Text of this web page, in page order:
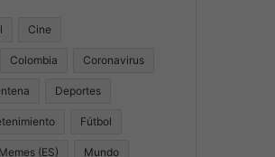
Cine
Colombia Coronavirus
Deportes
Fútbol
Memes (ES) Mundo